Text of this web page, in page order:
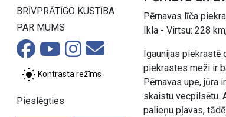
BRĪVPRĀTĪGO KUSTĪBA
PAR MUMS
Kontrasta režīms
Pieslēgties
Pērnavas līča
Ikla - Virtsu: 228
Igaunijas
piekrastes meži ir
Pērnavas upe, jūra
skaistu vecpilsētu.
palieņu pļavas,